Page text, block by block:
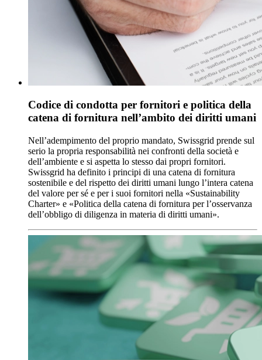
Codice di condotta per fornitori e politica della
catena di fornitura nell’ambito dei diritti umani
Nell’adempimento del proprio mandato, Swissgrid prende sul
serio la propria responsabilità nei confronti della società e
dell’ambiente e si aspetta lo stesso dai propri fornitori.
Swissgrid ha definito i principi di una catena di fornitura
sostenibile e del rispetto dei diritti umani lungo l’intera catena
del valore per sé e per i suoi fornitori nella «Sustainability
Charter» e «Politica della catena di fornitura per l’osservanza
dell’obbligo di diligenza in materia di diritti umani».